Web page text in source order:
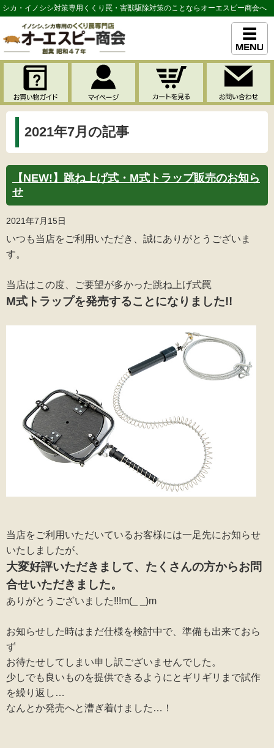
シカ・イノシシ対策専用くくり罠・害獣駆除対策のことならオーエスピー商会へ
2021年7月の記事
【NEW!】跳ね上げ式・M式トラップ販売のお知ら
せ
2021年7月15日
いつも当店をご利用いただき、誠にありがとうございま
す。
当店はこの度、ご要望が多かった跳ね上げ式罠
M式トラップを発売することになりました!!
当店をご利用いただいているお客様には一足先にお知らせ
いたしましたが、
大変好評いただきまして、たくさんの方からお問
合せいただきました。
ありがとうございました!!!m(_ _)m
お知らせした時はまだ仕様を検討中で、準備も出来ておら
ず
お待たせしてしまい申し訳ございませんでした。
少しでも良いものを提供できるようにとギリギリまで試作
を繰り返し…
なんとか発売へと漕ぎ着けました…！